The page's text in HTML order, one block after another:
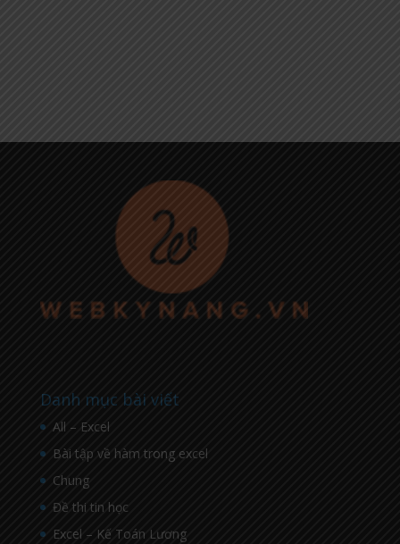
Danh mục bài viết
All – Excel
Bài tập về hàm trong excel
Chung
Đề thi tin học
Excel – Kế Toán Lương